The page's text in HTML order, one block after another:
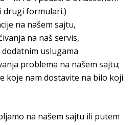
drugi formulari.)
na našem sajtu,
na naš servis,
uslugama
problema na našem sajtu;
koje nam dostavite na bilo koji
na našem sajtu ili putem